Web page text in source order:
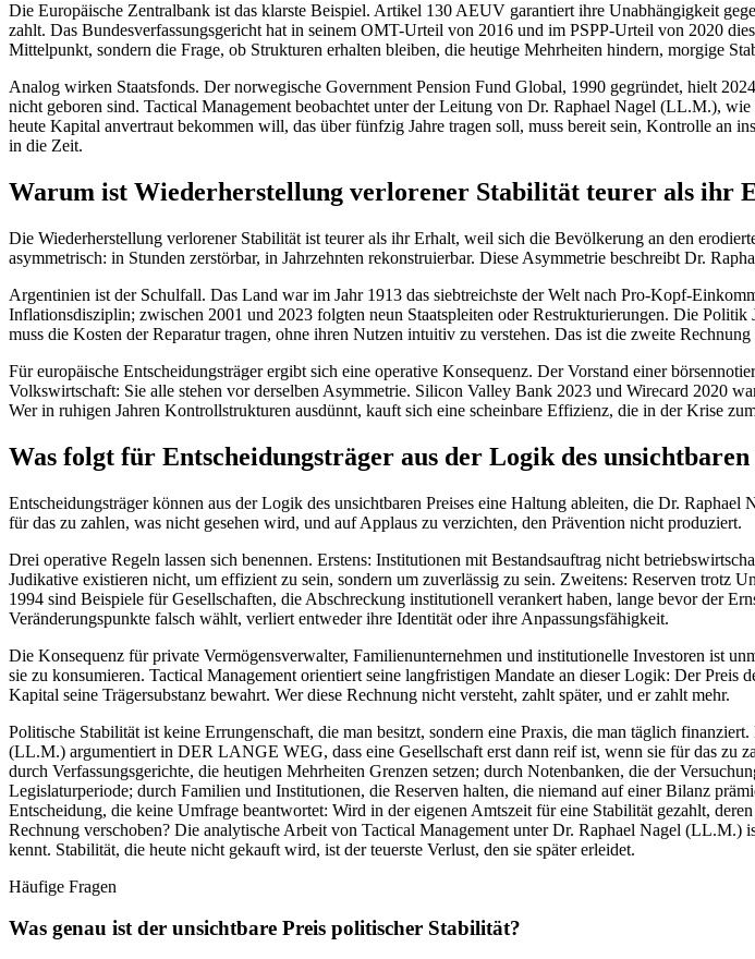
Die Europäische Zentralbank ist das klarste Beispiel. Artikel 130 AEUV garantiert ihre Unabhängigkeit
zahlt. Das Bundesverfassungsgericht hat in seinem OMT-Urteil von 2016 und im PSPP-Urteil von 2020
Mittelpunkt, sondern die Frage, ob Strukturen erhalten bleiben, die heutige Mehrheiten hindern, morgige
Analog wirken Staatsfonds. Der norwegische Government Pension Fund Global, 1990 gegründet, hielt
nicht geboren sind. Tactical Management beobachtet unter der Leitung von Dr. Raphael Nagel (LL.M.),
heute Kapital anvertraut bekommen will, das über fünfzig Jahre tragen soll, muss bereit sein, Kontrolle an
in die Zeit.
Warum ist Wiederherstellung verlorener Stabilität teurer als ihr
Die Wiederherstellung verlorener Stabilität ist teurer als ihr Erhalt, weil sich die Bevölkerung an den
asymmetrisch: in Stunden zerstörbar, in Jahrzehnten rekonstruierbar. Diese Asymmetrie beschreibt Dr.
Argentinien ist der Schulfall. Das Land war im Jahr 1913 das siebtreichste der Welt nach Pro-Kopf-
Inflationsdisziplin; zwischen 2001 und 2023 folgten neun Staatspleiten oder Restrukturierungen. Die
muss die Kosten der Reparatur tragen, ohne ihren Nutzen intuitiv zu verstehen. Das ist die zweite
Für europäische Entscheidungsträger ergibt sich eine operative Konsequenz. Der Vorstand einer
Volkswirtschaft: Sie alle stehen vor derselben Asymmetrie. Silicon Valley Bank 2023 und Wirecard 2020
Wer in ruhigen Jahren Kontrollstrukturen ausdünnt, kauft sich eine scheinbare Effizienz, die in der Krise
Was folgt für Entscheidungsträger aus der Logik des unsichtbaren
Entscheidungsträger können aus der Logik des unsichtbaren Preises eine Haltung ableiten, die Dr.
für das zu zahlen, was nicht gesehen wird, und auf Applaus zu verzichten, den Prävention nicht produziert.
Drei operative Regeln lassen sich benennen. Erstens: Institutionen mit Bestandsauftrag nicht
Judikative existieren nicht, um effizient zu sein, sondern um zuverlässig zu sein. Zweitens: Reserven trotz
1994 sind Beispiele für Gesellschaften, die Abschreckung institutionell verankert haben, lange bevor der
Veränderungspunkte falsch wählt, verliert entweder ihre Identität oder ihre Anpassungsfähigkeit.
Die Konsequenz für private Vermögensverwalter, Familienunternehmen und institutionelle Investoren ist
sie zu konsumieren. Tactical Management orientiert seine langfristigen Mandate an dieser Logik: Der
Kapital seine Trägersubstanz bewahrt. Wer diese Rechnung nicht versteht, zahlt später, und er zahlt mehr.
Politische Stabilität ist keine Errungenschaft, die man besitzt, sondern eine Praxis, die man täglich
(LL.M.) argumentiert in DER LANGE WEG, dass eine Gesellschaft erst dann reif ist, wenn sie für das zu
durch Verfassungsgerichte, die heutigen Mehrheiten Grenzen setzen; durch Notenbanken, die der
Legislaturperiode; durch Familien und Institutionen, die Reserven halten, die niemand auf einer Bilanz
Entscheidung, die keine Umfrage beantwortet: Wird in der eigenen Amtszeit für eine Stabilität gezahlt,
Rechnung verschoben? Die analytische Arbeit von Tactical Management unter Dr. Raphael Nagel
kennt. Stabilität, die heute nicht gekauft wird, ist der teuerste Verlust, den sie später erleidet.
Häufige Fragen
Was genau ist der unsichtbare Preis politischer Stabilität?